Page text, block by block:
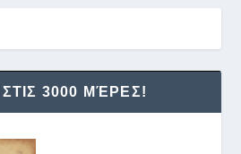
3000 ΜΈΡΕΣ!